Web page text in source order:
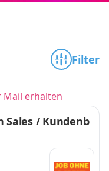
Filter
Mail erhalten
Sales / Kundenb